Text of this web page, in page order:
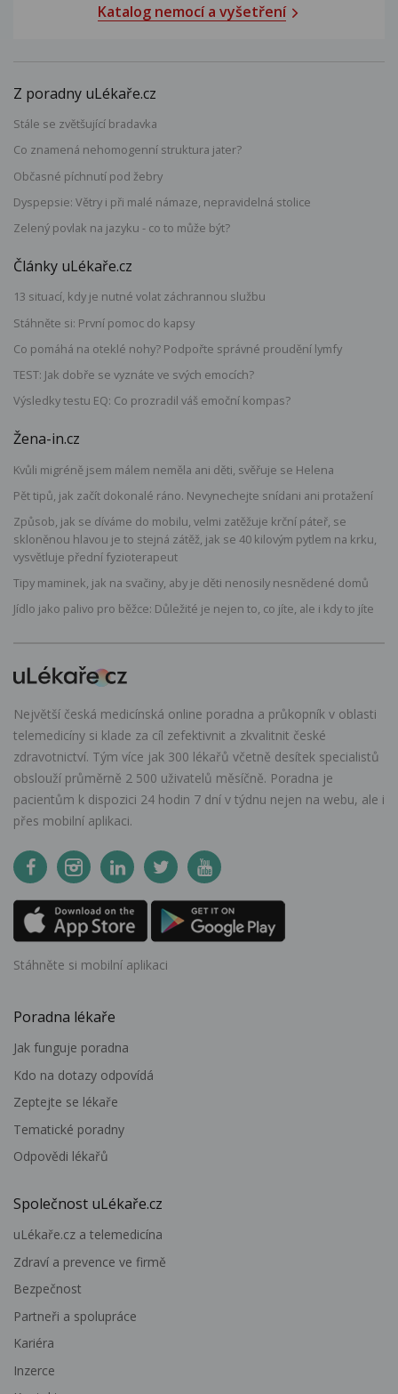
Katalog nemocí a vyšetření
Z poradny uLékaře.cz
Stále se zvětšující bradavka
Co znamená nehomogenní struktura jater?
Občasné píchnutí pod žebry
Dyspepsie: Větry i při malé námaze, nepravidelná stolice
Zelený povlak na jazyku - co to může být?
Články uLékaře.cz
13 situací, kdy je nutné volat záchrannou službu
Stáhněte si: První pomoc do kapsy
Co pomáhá na oteklé nohy? Podpořte správné proudění lymfy
TEST: Jak dobře se vyznáte ve svých emocích?
Výsledky testu EQ: Co prozradil váš emoční kompas?
Žena-in.cz
Kvůli migréně jsem málem neměla ani děti, svěřuje se Helena
Pět tipů, jak začít dokonalé ráno. Nevynechejte snídani ani protažení
Způsob, jak se díváme do mobilu, velmi zatěžuje krční páteř, se
skloněnou hlavou je to stejná zátěž, jak se 40 kilovým pytlem na krku,
vysvětluje přední fyzioterapeut
Tipy maminek, jak na svačiny, aby je děti nenosily nesnědené domů
Jídlo jako palivo pro běžce: Důležité je nejen to, co jíte, ale i kdy to jíte
Největší česká medicínská online poradna a průkopník v oblasti
telemedicíny si klade za cíl zefektivnit a zkvalitnit české
zdravotnictví. Tým více jak 300 lékařů včetně desítek specialistů
obslouží průměrně 2 500 uživatelů měsíčně. Poradna je
pacientům k dispozici 24 hodin 7 dní v týdnu nejen na webu, ale i
přes mobilní aplikaci.
Stáhněte si mobilní aplikaci
Poradna lékaře
Jak funguje poradna
Kdo na dotazy odpovídá
Zeptejte se lékaře
Tematické poradny
Odpovědi lékařů
Společnost uLékaře.cz
uLékaře.cz a telemedicína
Zdraví a prevence ve firmě
Bezpečnost
Partneři a spolupráce
Kariéra
Inzerce